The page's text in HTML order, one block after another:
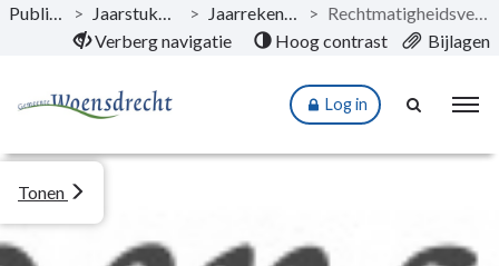
Naar hoofdinhoud
Publicaties > Jaarstukken 2024 > Jaarrekening 2024 >
Rechtmatigheidsverantwoording
Verberg navigatie
Hoog contrast Bijlagen
Log in
Tonen